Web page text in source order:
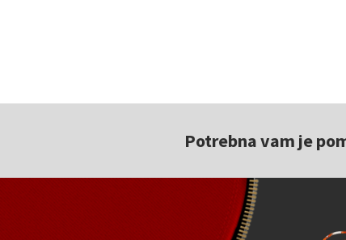
Potrebna vam je